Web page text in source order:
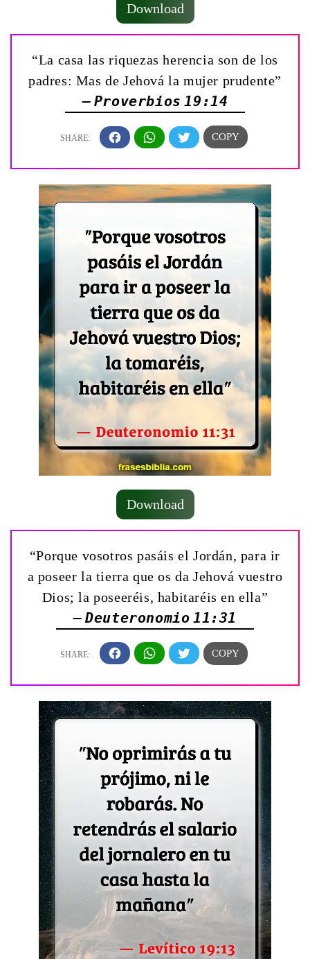
Download
“La casa las riquezas herencia son de los
padres: Mas de Jehová la mujer prudente”
— Proverbios 19:14
Download
“Porque vosotros pasáis el Jordán, para ir
a poseer la tierra que os da Jehová vuestro
Dios; la poseeréis, habitaréis en ella”
— Deuteronomio 11:31